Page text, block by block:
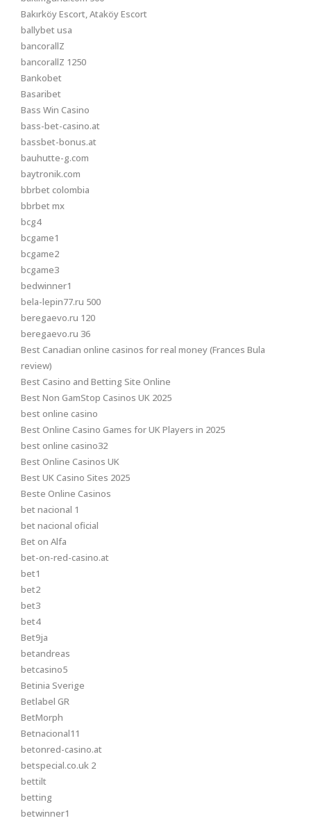
Bakırköy Escort, Ataköy Escort
ballybet usa
bancorallZ
bancorallZ 1250
Bankobet
Basaribet
Bass Win Casino
bass-bet-casino.at
bassbet-bonus.at
bauhutte-g.com
baytronik.com
bbrbet colombia
bbrbet mx
bcg4
bcgame1
bcgame2
bcgame3
bedwinner1
bela-lepin77.ru 500
beregaevo.ru 120
beregaevo.ru 36
Best Canadian online casinos for real money (Frances Bula
review)
Best Casino and Betting Site Online
Best Non GamStop Casinos UK 2025
best online casino
Best Online Casino Games for UK Players in 2025
best online casino32
Best Online Casinos UK
Best UK Casino Sites 2025
Beste Online Casinos
bet nacional 1
bet nacional oficial
Bet on Alfa
bet-on-red-casino.at
bet1
bet2
bet3
bet4
Bet9ja
betandreas
betcasino5
Betinia Sverige
Betlabel GR
BetMorph
Betnacional11
betonred-casino.at
betspecial.co.uk 2
bettilt
betting
betwinner1